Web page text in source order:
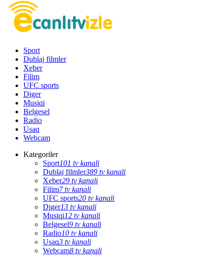
Sport
Dublaj filmler
Xeber
Filim
UFC sports
Diger
Musiqi
Belgesel
Radio
Usaq
Webcam
Kategoriler
Sport101 tv kanali
Dublaj filmler389 tv kanali
Xeber29 tv kanali
Filim7 tv kanali
UFC sports20 tv kanali
Diger13 tv kanali
Musiqi12 tv kanali
Belgesel9 tv kanali
Radio10 tv kanali
Usaq3 tv kanali
Webcam8 tv kanali